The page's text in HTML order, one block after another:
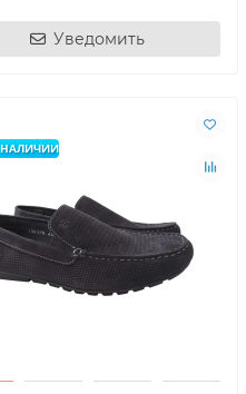
Уведомить
НАЛИЧИИ